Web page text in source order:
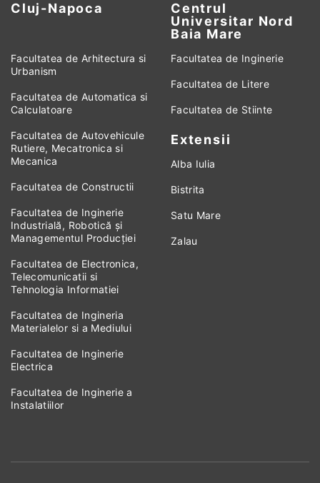
Cluj-Napoca
Centrul
Universitar Nord
Baia Mare
Facultatea de Arhitectura si
Urbanism
Facultatea de Automatica si
Calculatoare
Facultatea de Autovehicule
Rutiere, Mecatronica si
Mecanica
Facultatea de Constructii
Facultatea de Inginerie
Industrială, Robotică și
Managementul Producției
Facultatea de Electronica,
Telecomunicatii si
Tehnologia Informatiei
Facultatea de Ingineria
Materialelor si a Mediului
Facultatea de Inginerie
Electrica
Facultatea de Inginerie a
Instalatiilor
Facultatea de Inginerie
Facultatea de Litere
Facultatea de Stiinte
Extensii
Alba Iulia
Bistrita
Satu Mare
Zalau